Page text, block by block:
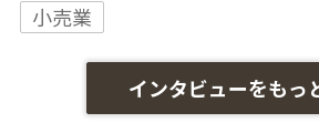
小売業
インタビューをもっ